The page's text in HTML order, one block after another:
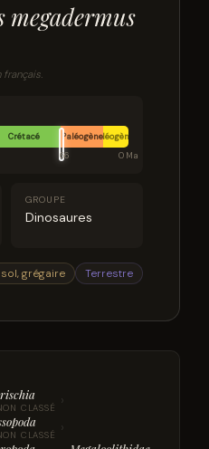
megadermus
français.
Crétacé PaléogèneNéogène
66 0 Ma
GROUPE
Dinosaures
grégaire Terrestre
CLASSÉ ›
CLASSÉ ›